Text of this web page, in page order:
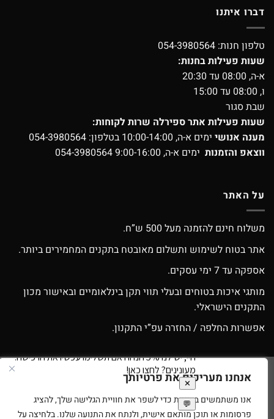
אנחנו מעריכים את פרטיותך
אנו משתמשים בעוגיות כדי לשפר את חוויית הגלישה שלך, להציג
פרסומות או תוכן מותאם אישית, ולנתח את התנועה שלנו. בלחיצה על
דברו איתנו
טלפון חנות:054-3980564
שעות פעילות בחנות:
א-ה, 08:00 עד 20:30
ו, 08:00 עד 15:00
שבת סגור
שעות פעילות אתר ספירלה שרות לקוחות:
מענה אנושיימים א-ה, 10:00-14:00 בטלפון:
054-3980564
ווצאפ והזמנותימים א-ה, 9:00-16:00 054-3980564
על האתר
משלוח חינם להזמנה מעל 500 ש”ח.
אתר בטוח לשימוש ותשלום מאובטח בתקנים המחמירים ביותר.
אספקה עד 7 ימי עסקים.
מותגי איכות בטוחים ובעלי תווי תקן בינלאומיים ובאישור מכון
התקנים הישראלי.
אפשרות החלפה / החזרה עפ”י התקנון.
Visa
MasterCard
American
סניפים תנאי שימוש בית עץ לילדים
רוצים להיות זכיינים של ספירלה צעצועים?